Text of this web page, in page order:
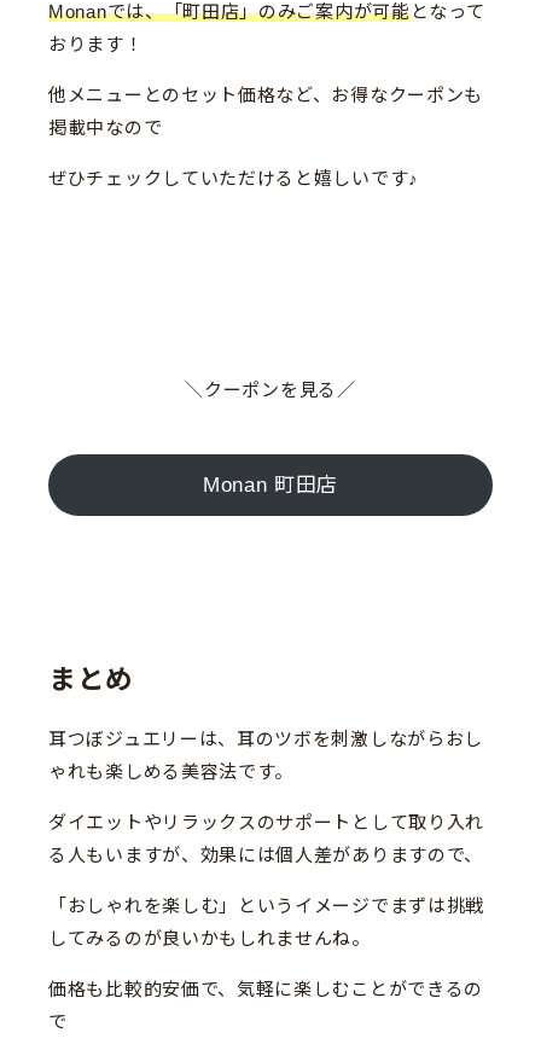
Monanでは、「町田店」のみご案内が可能となって
おります！
他メニューとのセット価格など、お得なクーポンも
掲載中なので
ぜひチェックしていただけると嬉しいです♪
＼クーポンを見る／
Monan 町田店
まとめ
耳つぼジュエリーは、耳のツボを刺激しながらおし
ゃれも楽しめる美容法です。
ダイエットやリラックスのサポートとして取り入れ
る人もいますが、効果には個人差がありますので、
「おしゃれを楽しむ」というイメージでまずは挑戦
してみるのが良いかもしれませんね。
価格も比較的安価で、気軽に楽しむことができるの
で